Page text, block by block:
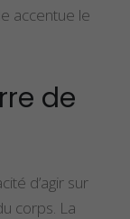
accentue le
de
d’agir sur
corps. La